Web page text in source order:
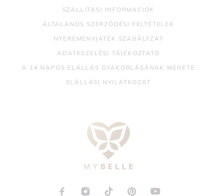
SZÁLLÍTÁSI INFORMÁCIÓK
ÁLTALÁNOS SZERZŐDÉSI FELTÉTELEK
NYEREMÉNYJÁTÉK SZABÁLYZAT
ADATKEZELÉSI TÁJÉKOZTATÓ
A 14 NAPOS ELÁLLÁS GYAKORLÁSÁNAK MENETE
ELÁLLÁSI NYILATKOZAT